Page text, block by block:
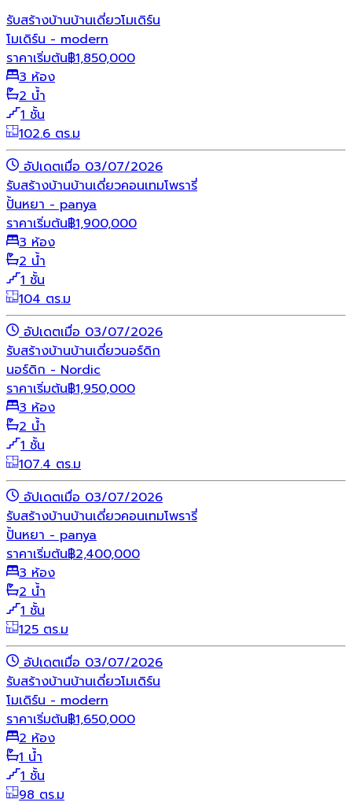
รับสร้างบ้านบ้านเดี่ยวโมเดิร์น
โมเดิร์น - modern
ราคาเริ่มต้น฿1,850,000
3 ห้อง
2 น้ำ
1 ชั้น
102.6 ตร.ม
อัปเดตเมื่อ 03/07/2026
รับสร้างบ้านบ้านเดี่ยวคอนเทมโพรารี่
ปั้นหยา - panya
ราคาเริ่มต้น฿1,900,000
3 ห้อง
2 น้ำ
1 ชั้น
104 ตร.ม
อัปเดตเมื่อ 03/07/2026
รับสร้างบ้านบ้านเดี่ยวนอร์ดิก
นอร์ดิก - Nordic
ราคาเริ่มต้น฿1,950,000
3 ห้อง
2 น้ำ
1 ชั้น
107.4 ตร.ม
อัปเดตเมื่อ 03/07/2026
รับสร้างบ้านบ้านเดี่ยวคอนเทมโพรารี่
ปั้นหยา - panya
ราคาเริ่มต้น฿2,400,000
3 ห้อง
2 น้ำ
1 ชั้น
125 ตร.ม
อัปเดตเมื่อ 03/07/2026
รับสร้างบ้านบ้านเดี่ยวโมเดิร์น
โมเดิร์น - modern
ราคาเริ่มต้น฿1,650,000
2 ห้อง
1 น้ำ
1 ชั้น
98 ตร.ม